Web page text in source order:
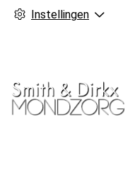
Instellingen